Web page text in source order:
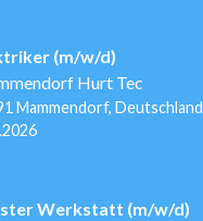
(m/w/d)
Hurt Tec
Mammendorf, Deutschland
Werkstatt (m/w/d)